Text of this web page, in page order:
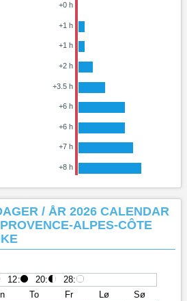
+0 h
+1 h
+1 h
+2 h
+3.5 h
+6 h
+6 h
+7 h
+8 h
/ ÅR 2026 CALENDAR
ALPES-CÔTE
12: 20: 28:
To Fr Lø
Sø